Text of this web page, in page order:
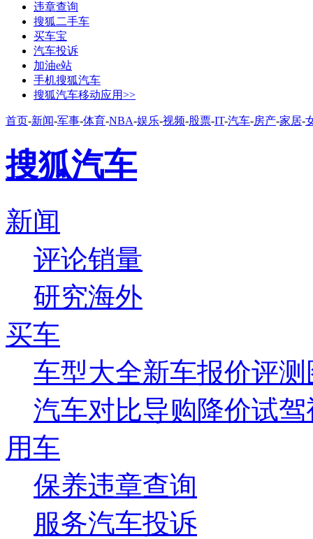
违章查询
搜狐二手车
买车宝
汽车投诉
加油e站
手机搜狐汽车
搜狐汽车移动应用>>
首页-新闻-军事-体育-NBA-娱乐-视频-股票-IT-汽车-房产-家居-
搜狐汽车
新闻
评论销量
研究海外
买车
车型大全新车报价评测
汽车对比导购降价试驾
用车
保养违章查询
服务汽车投诉